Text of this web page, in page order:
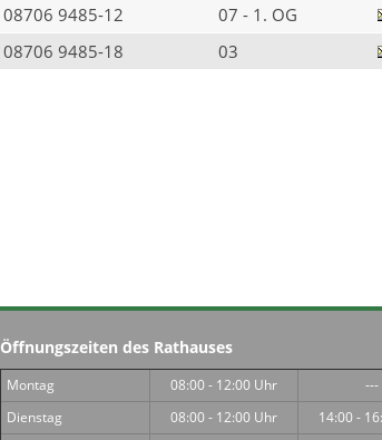
08706 9485-12 07 - 1. OG
08706 9485-18 03
Öffnungszeiten des Rathauses
Montag 08:00 - 12:00 Uhr
---
Dienstag
08:00 - 12:00 Uhr
14:00 -